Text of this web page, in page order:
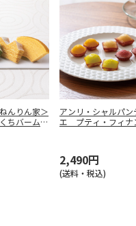
んりん家＞
ちバーム詰
アンリ・シャルパン
エ プティ・フィナ
2,490円
(送料・税込)